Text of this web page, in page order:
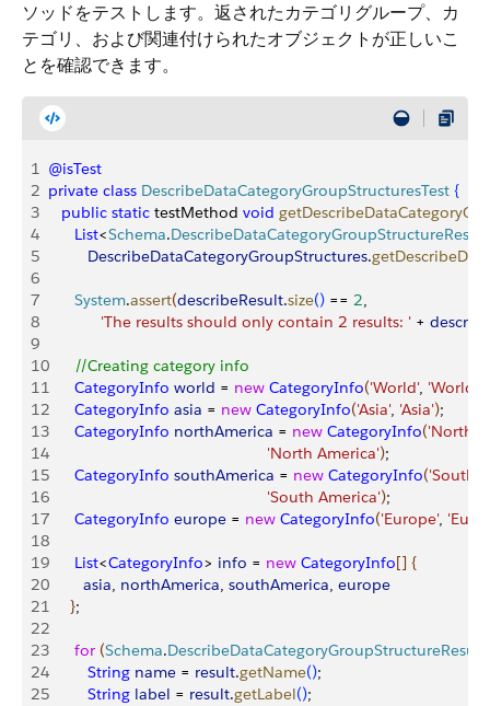
ソッドをテストします。返されたカテゴリグループ、カ
テゴリ、および関連付けられたオブジェクトが正しいこ
とを確認できます。
1 @isTest
2 private class DescribeDataCategoryGroupStructuresTest {
3
   public
static testMethod void
4
      List
<Schema.DescribeDataCategoryGroupStructureResult
5
         DescribeDataCategoryGroupStructures
.
6
7
      System
.assert(describeResult.size() == 2,
8
            'The results should only contain 2 results: '
+
9
10
      //Creating category info
11
      CategoryInfo
world = new CategoryInfo('World', 'World'
12
      CategoryInfo
asia = new CategoryInfo('Asia', 'Asia');
13
      CategoryInfo
northAmerica = new CategoryInfo(
14
                                                  'North America'
);
15
      CategoryInfo
southAmerica = new CategoryInfo(
16
                                                  'South America'
);
17
      CategoryInfo
europe = new CategoryInfo('Europe',
18
19
      List
<CategoryInfo> info = new CategoryInfo[] {
20
        asia
, northAmerica, southAmerica, europe
21
};
22
23
      for
(Schema.DescribeDataCategoryGroupStructureResult
24
         String
name = result.getName();
25
         String
label = result.getLabel();